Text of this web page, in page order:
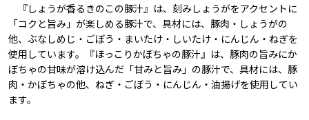
『しょうが香るきのこの豚汁』は、刻みしょうがをアクセントに
「コクと旨み」が楽しめる豚汁で、具材には、豚肉・しょうがの
他、ぶなしめじ・ごぼう・まいたけ・しいたけ・にんじん・ねぎを
使用しています。『ほっこりかぼちゃの豚汁』は、豚肉の旨みにか
ぼちゃの甘味が溶け込んだ「甘みと旨み」の豚汁で、具材には、豚
肉・かぼちゃの他、ねぎ・ごぼう・にんじん・油揚げを使用してい
ます。